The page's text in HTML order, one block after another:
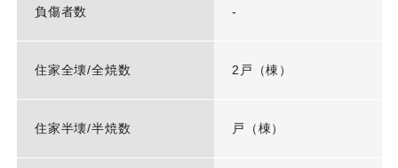
負傷者数 -
住家全壊/全焼数 2戸（棟）
住家半壊/半焼数 戸（棟）